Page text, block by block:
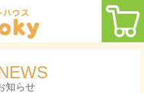
知らせ